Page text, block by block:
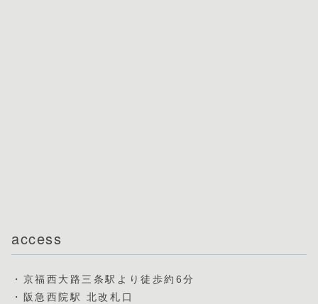
access
・京福西大路三条駅より徒歩約6分
・阪急西院駅 北改札口